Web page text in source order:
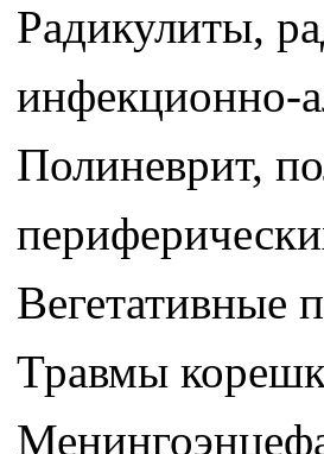
Радикулиты,
инфекционно-
Полиневрит,
Вегетативные
Травмы